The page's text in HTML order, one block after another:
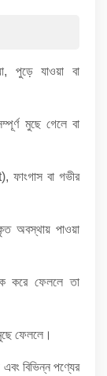
পুড়ে যাওয়া বা
মুছে গেলে বা
ফাংগাস বা গভীর
অবস্থায় পাওয়া
করে ফেললে তা
ফেললে।
এবং বিভিন্ন পণ্যের